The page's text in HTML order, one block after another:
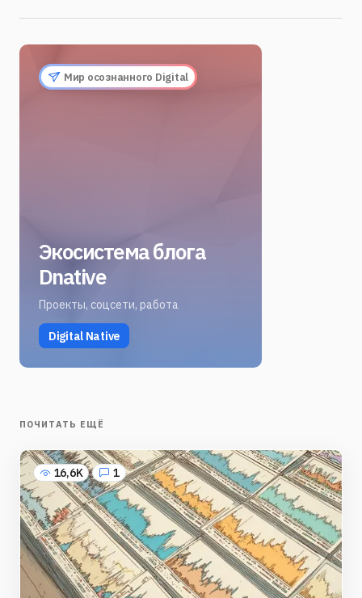
Мир осознанного Digital
Экосистема блога
Dnative
Проекты, соцсети, работа
Digital Native
ПОЧИТАТЬ ЕЩЁ
16,6K 1